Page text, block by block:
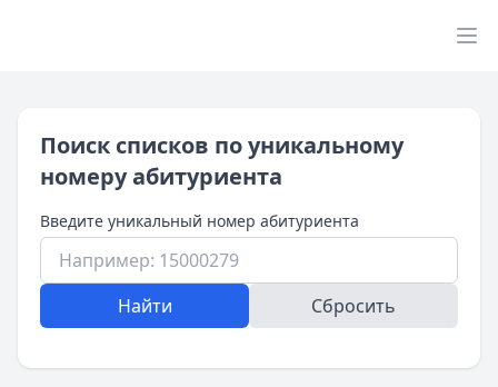
Поиск списков по уникальному
номеру абитуриента
Введите уникальный номер абитуриента
Найти Сбросить